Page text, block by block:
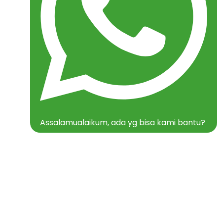
Assalamualaikum, ada yg bisa kami bantu?